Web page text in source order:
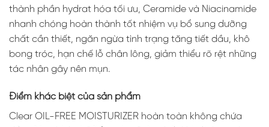
thành phần hydrat hóa tối ưu, Ceramide và Niacinamide
nhanh chóng hoàn thành tốt nhiệm vụ bổ sung dưỡng
chất cần thiết, ngăn ngừa tình trạng tăng tiết dầu, khô
bong tróc, hạn chế lỗ chân lông, giảm thiểu rõ rệt những
tác nhân gây nên mụn.
Điểm khác biệt của sản phẩm
Clear OIL-FREE MOISTURIZER hoàn toàn không chứa